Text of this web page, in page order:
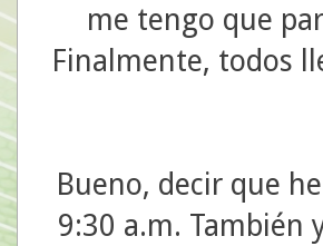
me tengo que
Finalmente, todos
Bueno, decir que
9:30 a.m. También